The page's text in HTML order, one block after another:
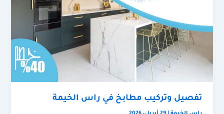
تفصيل وتركيب مطابخ في راس الخيمة